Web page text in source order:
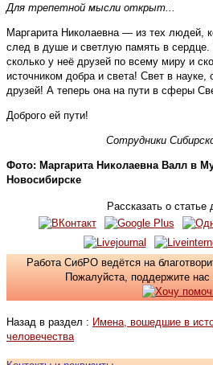
Для трепетной мысли открыт...
Маргарита Николаевна — из тех людей,
след в душе и светлую память в сердце.
сколько у неё друзей по всему миру и
источником добра и света! Свет в науке,
друзей! А теперь она на пути в сферы
Доброго ей пути!
Сотрудники
Фото: Маргарита Николаевна Валл в
Новосибирске
Рассказать о статье
Работа СибРО ведётся на
Пожалуйста, поддержите
Назад в раздел : Имена, вошедшие в
человечества